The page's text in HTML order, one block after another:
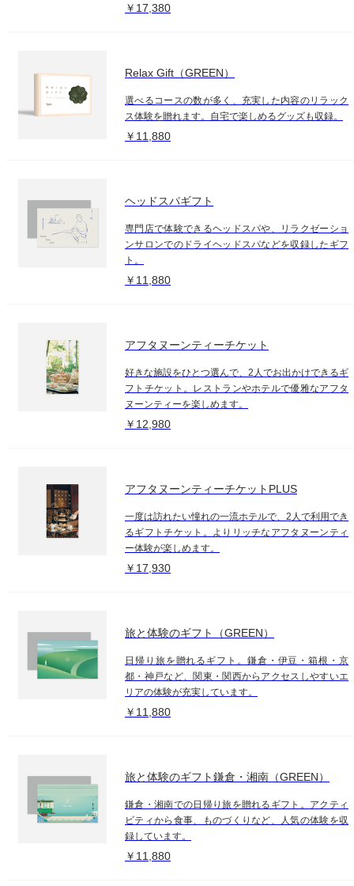
￥17,380
Relax Gift（GREEN）
選べるコースの数が多く、充実した内容のリラック
ス体験を贈れます。自宅で楽しめるグッズも収録。
￥11,880
ヘッドスパギフト
専門店で体験できるヘッドスパや、リラクゼーショ
ンサロンでのドライヘッドスパなどを収録したギフ
ト。
￥11,880
アフタヌーンティーチケット
好きな施設をひとつ選んで、2人でお出かけできるギ
フトチケット。レストランやホテルで優雅なアフタ
ヌーンティーを楽しめます。
￥12,980
アフタヌーンティーチケットPLUS
一度は訪れたい憧れの一流ホテルで、2人で利用でき
るギフトチケット。よりリッチなアフタヌーンティ
ー体験が楽しめます。
￥17,930
旅と体験のギフト（GREEN）
日帰り旅を贈れるギフト。鎌倉・伊豆・箱根・京
都・神戸など、関東・関西からアクセスしやすいエ
リアの体験が充実しています。
￥11,880
旅と体験のギフト鎌倉・湘南（GREEN）
鎌倉・湘南での日帰り旅を贈れるギフト。アクティ
ビティから食事、ものづくりなど、人気の体験を収
録しています。
￥11,880